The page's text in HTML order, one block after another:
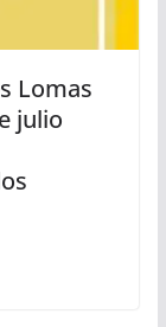
Lomas
julio